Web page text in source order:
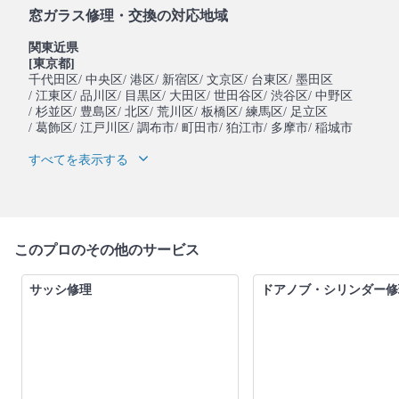
窓ガラス修理・交換の対応地域
関東近県
[東京都]
千代田区/ 中央区/ 港区/ 新宿区/ 文京区/ 台東区/ 墨田区
/ 江東区/ 品川区/ 目黒区/ 大田区/ 世田谷区/ 渋谷区/ 中野区
/ 杉並区/ 豊島区/ 北区/ 荒川区/ 板橋区/ 練馬区/ 足立区
/ 葛飾区/ 江戸川区/ 調布市/ 町田市/ 狛江市/ 多摩市/ 稲城市
すべてを表示する
このプロのその他のサービス
サッシ修理 ドアノブ・シリンダー